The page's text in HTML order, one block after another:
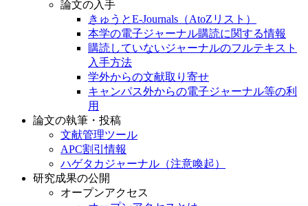
論文の入手
きゅうとE-Journals（AtoZリスト）
本学の電子ジャーナル購読に関する情報
購読していないジャーナルのフルテキスト
入手方法
学外からの文献取り寄せ
キャンパス外からの電子ジャーナル等の利
用
論文の執筆・投稿
文献管理ツール
APC割引情報
ハゲタカジャーナル（注意喚起）
研究成果の公開
オープンアクセス